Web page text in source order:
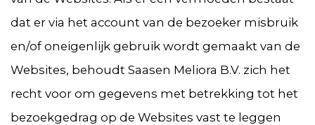
dat er via het account van de bezoeker misbruik
en/of oneigenlijk gebruik wordt gemaakt van de
Websites, behoudt Saasen Meliora B.V. zich het
recht voor om gegevens met betrekking tot het
bezoekgedrag op de Websites vast te leggen